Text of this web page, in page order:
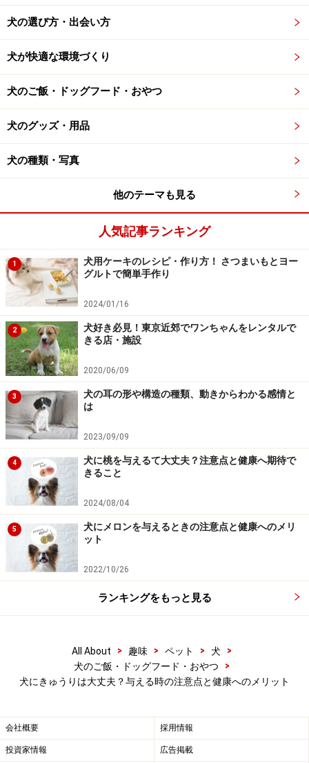
きる食材です。
きゅうりに含まれているβカロテンは、皮膚や粘膜を健
やかに保つはたらきがあります。油と一緒に食べること
オリーブオイル、亜麻仁油、エゴマ油などの質のいい油
と一緒に手作り犬ごはんの食材にしたり、ドライフード
のトッピングに取り入れてもいいでしょう。
取り除くといわれています。ただし、
冷えてしまうと下痢の原因になる可能性もあります。先
の”1日に与えていい量の目安”を参考に、一度に大量に与
えることは控えましょう。
きゅうりを食べない方がいい犬は？薬や病
気との食べあわせは？
きゅうりと犬の病気、犬の薬の相性は？
どのような食材でも、良い面と良くない面を持ち合わせ
ています。きゅうりを避けた方がいい犬はいるのか、き
ゅうりと相性の悪い薬はあるのか、結石になるという噂
は本当か、飼い主としては気になるところ。犬の食生
活・健康管理の講座も開催している獣医師の丸田香緒里
（Animal Life Partner代表）にお伺いしました。
合わせなども特にないため、安心して与えることができ
る食材です。
きゅうりはカリウムを含んでいますが、その量はあまり
多くありません。カリウムが多い食材は腎臓病や心臓病
の犬、一部の利尿剤を飲んでいる犬は注意が必要になり
犬の選び方・出会い方
犬が快適な環境づくり
犬のご飯・ドッグフード・おやつ
犬のグッズ・用品
犬の種類・写真
他のテーマも見る
人気記事ランキング
1
犬用ケーキのレシピ・作り方！ さつまいもとヨー
グルトで簡単手作り
2024/01/16
2
犬好き必見！東京近郊でワンちゃんをレンタルで
きる店・施設
2020/06/09
3
犬の耳の形や構造の種類、動きからわかる感情と
は
2023/09/09
4
犬に桃を与えるて大丈夫？注意点と健康へ期待で
きること
2024/08/04
5
犬にメロンを与えるときの注意点と健康へのメリ
ット
2022/10/26
ランキングをもっと見る
All About > 趣味 > ペット > 犬
>
犬のご飯・ドッグフード・おやつ
>
犬にきゅうりは大丈夫？与える時の注意点と健康へのメリット
会社概要 採用情報
投資家情報 広告掲載